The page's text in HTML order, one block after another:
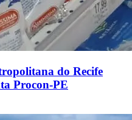
do Recife
Procon-PE